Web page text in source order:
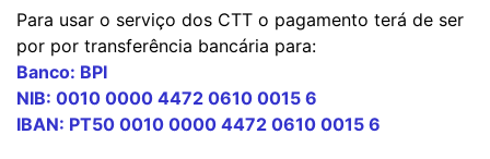
Para usar o serviço dos CTT o pagamento terá de ser
por por transferência bancária para:
Banco: BPI
NIB: 0010 0000 4472 0610 0015 6
IBAN: PT50 0010 0000 4472 0610 0015 6